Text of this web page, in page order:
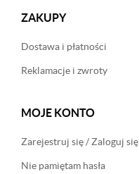
ZAKUPY
Dostawa i płatności
Reklamacje i zwroty
MOJE KONTO
Zarejestruj się / Zaloguj się
Nie pamiętam hasła